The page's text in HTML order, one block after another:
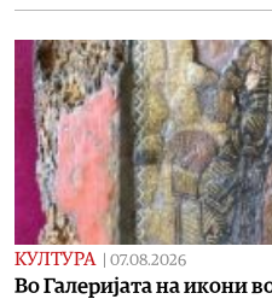
КУЛТУРА 07.08.2026
Во Галеријата на икони